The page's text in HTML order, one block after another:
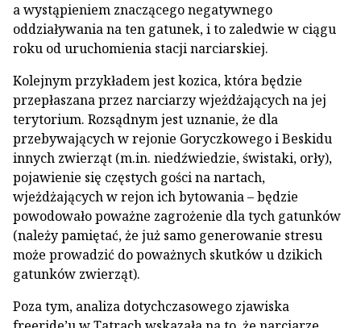
a wystąpieniem znaczącego negatywnego
oddziaływania na ten gatunek, i to zaledwie w ciągu
roku od uruchomienia stacji narciarskiej.
Kolejnym przykładem jest kozica, która będzie
przepłaszana przez narciarzy wjeżdżających na jej
terytorium. Rozsądnym jest uznanie, że dla
przebywających w rejonie Goryczkowego i Beskidu
innych zwierząt (m.in. niedźwiedzie, świstaki, orły),
pojawienie się częstych gości na nartach,
wjeżdżających w rejon ich bytowania – będzie
powodowało poważne zagrożenie dla tych gatunków
(należy pamiętać, że już samo generowanie stresu
może prowadzić do poważnych skutków u dzikich
gatunków zwierząt).
Poza tym, analiza dotychczasowego zjawiska